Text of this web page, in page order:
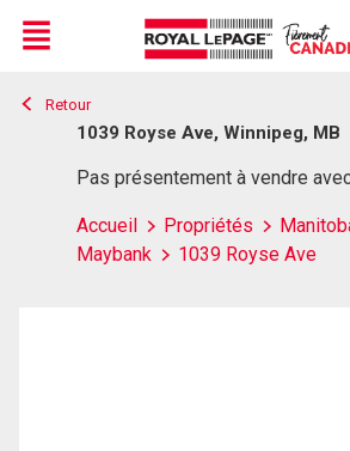
Live
En Direct
Menu
Retour
1039 Royse Ave, Winnipeg, MB
Pas présentement à vendre
Accueil Propriétés
Maybank
1039 Royse Ave